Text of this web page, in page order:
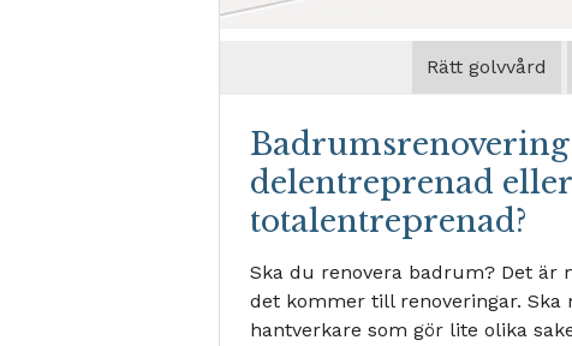
Rätt golvvård
delentreprenad eller
totalentreprenad?
Ska du renovera badrum? Det är
det kommer till renoveringar.
hantverkare som gör lite olika